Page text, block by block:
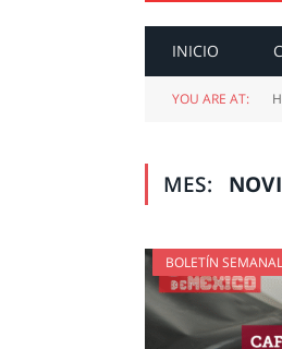
INICIO
YOU ARE AT:
MES:
BOLETÍN